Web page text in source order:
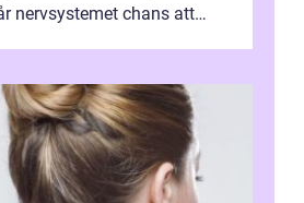
nervsystemet chans att